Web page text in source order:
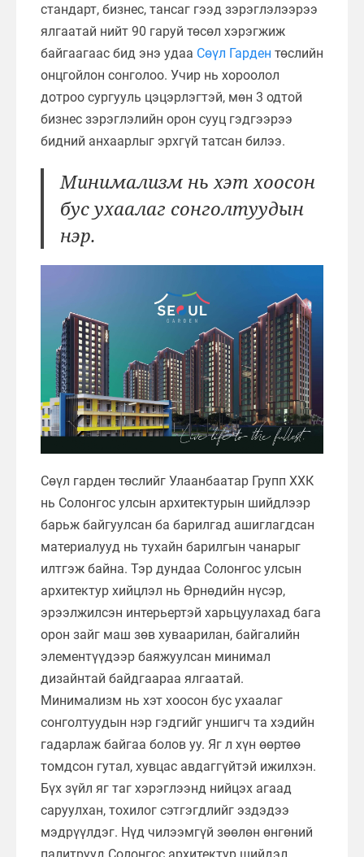
стандарт, бизнес, тансаг гээд зэрэглэлээрээ
ялгаатай нийт 90 гаруй төсөл хэрэгжиж
байгаагаас бид энэ удаа Сөүл Гарден төслийн
онцгойлон сонголоо. Учир нь хороолол
дотроо сургууль цэцэрлэгтэй, мөн 3 одтой
бизнес зэрэглэлийн орон сууц гэдгээрээ
бидний анхаарлыг эрхгүй татсан билээ.
Минимализм нь хэт хоосон
бус ухаалаг сонголтуудын
нэр.
Сөүл гарден төслийг Улаанбаатар Групп ХХК
нь Солонгос улсын архитектурын шийдлээр
барьж байгуулсан ба барилгад ашиглагдсан
материалууд нь тухайн барилгын чанарыг
илтгэж байна. Тэр дундаа Солонгос улсын
архитектур хийцлэл нь Өрнөдийн нүсэр,
эрээлжилсэн интерьертэй харьцуулахад бага
орон зайг маш зөв хуваарилан, байгалийн
элементүүдээр баяжуулсан минимал
дизайнтай байдгаараа ялгаатай.
Минимализм нь хэт хоосон бус ухаалаг
сонголтуудын нэр гэдгийг уншигч та хэдийн
гадарлаж байгаа болов уу. Яг л хүн өөртөө
томдсон гутал, хувцас авдаггүйтэй ижилхэн.
Бүх зүйл яг таг хэрэглээнд нийцэх агаад
саруулхан, тохилог сэтгэгдлийг эздэдээ
мэдрүүлдэг. Нүд чилээмгүй зөөлөн өнгөний
палитрууд Солонгос архитектур шийдэл